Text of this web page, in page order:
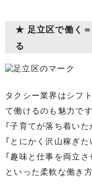
★ 足立区で働く
る
タクシー業界はシフ
て働けるのも魅力です
「子育てが落ち着い
「とにかく沢山稼ぎた
「趣味と仕事を両立さ
といった柔軟な働き